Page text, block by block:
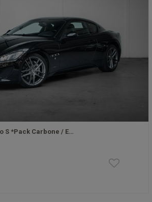
S *Pack Carbone / E…